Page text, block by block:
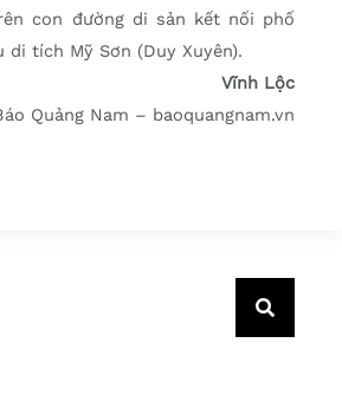
con đường di sản kết nối phố
di tích Mỹ Sơn (Duy Xuyên).
Vĩnh Lộc
Quảng Nam – baoquangnam.vn